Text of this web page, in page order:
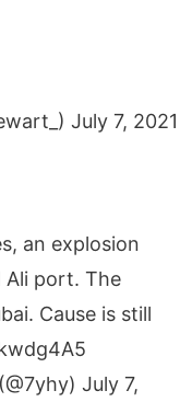
July 7, 2021
an explosion
Ali port. The
Cause is still
July 7,